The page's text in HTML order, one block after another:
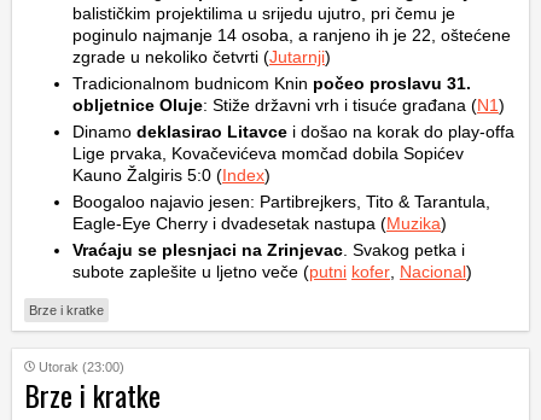
balističkim projektilima u srijedu ujutro, pri čemu je
poginulo najmanje 14 osoba, a ranjeno ih je 22, oštećene
zgrade u nekoliko četvrti (Jutarnji)
Tradicionalnom budnicom Knin počeo proslavu 31.
obljetnice Oluje: Stiže državni vrh i tisuće građana (N1)
Dinamo deklasirao Litavce i došao na korak do play-offa
Lige prvaka, Kovačevićeva momčad dobila Sopićev
Kauno Žalgiris 5:0 (Index)
Boogaloo najavio jesen: Partibrejkers, Tito & Tarantula,
Eagle-Eye Cherry i dvadesetak nastupa (Muzika)
Vraćaju se plesnjaci na Zrinjevac . Svakog petka i
subote zaplešite u ljetno veče (putni kofer Nacional)
Brze i kratke
Utorak (23:00)
Brze i kratke